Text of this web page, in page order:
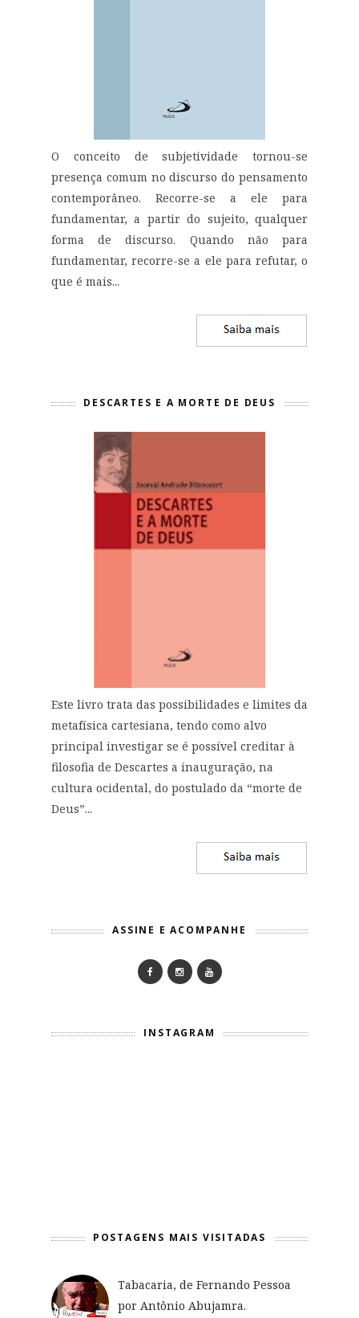
O conceito de subjetividade tornou-se
presença comum no discurso do pensamento
contemporâneo. Recorre-se a ele para
fundamentar, a partir do sujeito, qualquer
forma de discurso. Quando não para
fundamentar, recorre-se a ele para refutar, o
que é mais...
DESCARTES E A MORTE DE DEUS
Este livro trata das possibilidades e limites da
metafísica cartesiana, tendo como alvo
principal investigar se é possível creditar à
filosofia de Descartes a inauguração, na
cultura ocidental, do postulado da “morte de
Deus”...
ASSINE E ACOMPANHE
INSTAGRAM
POSTAGENS MAIS VISITADAS
Tabacaria, de Fernando Pessoa
por Antônio Abujamra.